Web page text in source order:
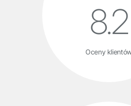
8.2
Oceny